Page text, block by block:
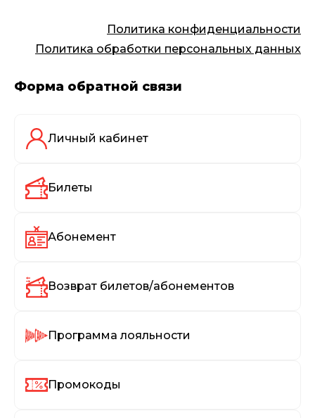
Политика конфиденциальности
Политика обработки персональных данных
Форма обратной связи
Личный кабинет
Билеты
Абонемент
Возврат билетов/абонементов
Программа лояльности
Промокоды